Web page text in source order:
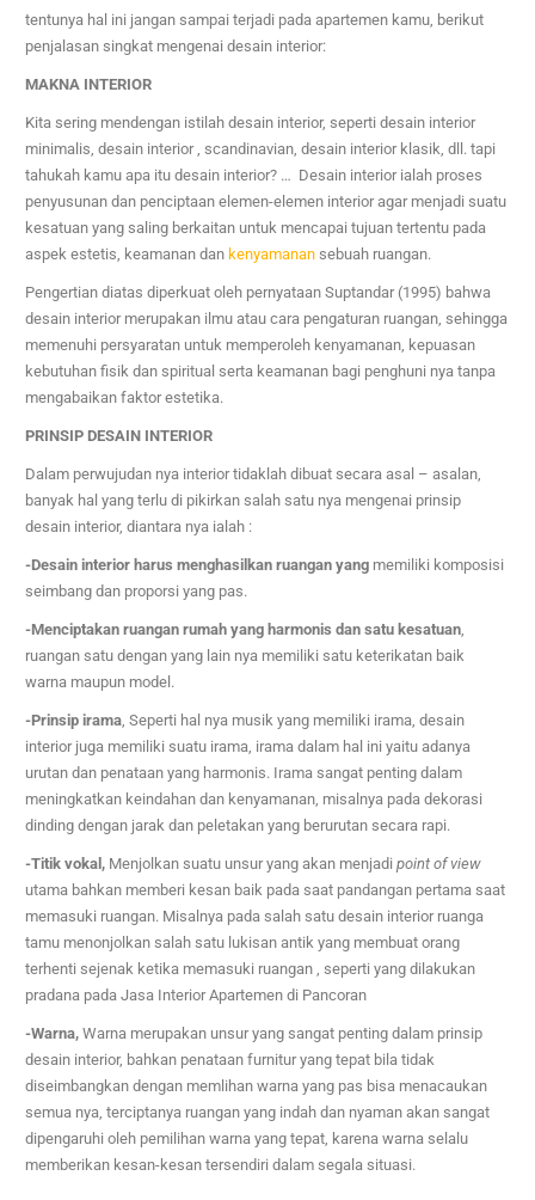
tentunya hal ini jangan sampai terjadi pada apartemen kamu, berikut
penjalasan singkat mengenai desain interior:
MAKNA INTERIOR
Kita sering mendengan istilah desain interior, seperti desain interior
minimalis, desain interior , scandinavian, desain interior klasik, dll. tapi
tahukah kamu apa itu desain interior? … Desain interior ialah proses
penyusunan dan penciptaan elemen-elemen interior agar menjadi suatu
kesatuan yang saling berkaitan untuk mencapai tujuan tertentu pada
aspek estetis, keamanan dan kenyamanan sebuah ruangan.
Pengertian diatas diperkuat oleh pernyataan Suptandar (1995) bahwa
desain interior merupakan ilmu atau cara pengaturan ruangan, sehingga
memenuhi persyaratan untuk memperoleh kenyamanan, kepuasan
kebutuhan fisik dan spiritual serta keamanan bagi penghuni nya tanpa
mengabaikan faktor estetika.
PRINSIP DESAIN INTERIOR
Dalam perwujudan nya interior tidaklah dibuat secara asal – asalan,
banyak hal yang terlu di pikirkan salah satu nya mengenai prinsip
desain interior, diantara nya ialah :
-Desain interior harus menghasilkan ruangan yang memiliki komposisi
seimbang dan proporsi yang pas.
-Menciptakan ruangan rumah yang harmonis dan satu kesatuan,
ruangan satu dengan yang lain nya memiliki satu keterikatan baik
warna maupun model.
-Prinsip irama, Seperti hal nya musik yang memiliki irama, desain
interior juga memiliki suatu irama, irama dalam hal ini yaitu adanya
urutan dan penataan yang harmonis. Irama sangat penting dalam
meningkatkan keindahan dan kenyamanan, misalnya pada dekorasi
dinding dengan jarak dan peletakan yang berurutan secara rapi.
-Titik vokal, Menjolkan suatu unsur yang akan menjadipoint of view
utama bahkan memberi kesan baik pada saat pandangan pertama saat
memasuki ruangan. Misalnya pada salah satu desain interior ruanga
tamu menonjolkan salah satu lukisan antik yang membuat orang
terhenti sejenak ketika memasuki ruangan , seperti yang dilakukan
pradana padaJasa Interior Apartemen di Pancoran
-Warna,Warna merupakan unsur yang sangat penting dalam prinsip
desain interior, bahkan penataan furnitur yang tepat bila tidak
diseimbangkan dengan memlihan warna yang pas bisa menacaukan
semua nya,terciptanya ruangan yang indah dan nyaman akan sangat
dipengaruhi oleh pemilihan warna yang tepat, karena warna selalu
memberikan kesan-kesan tersendiri dalam segala situasi.